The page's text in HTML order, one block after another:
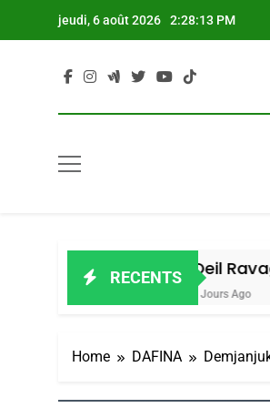
jeudi, 6 août 2026 2:28:14 PM
RECENTS
Oeil Ravageur –
Home DAFINA